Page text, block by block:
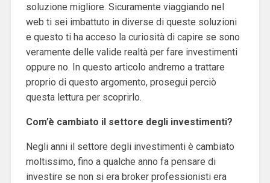
soluzione migliore. Sicuramente viaggiando nel
web ti sei imbattuto in diverse di queste soluzioni
e questo ti ha acceso la curiosità di capire se sono
veramente delle valide realtà per fare investimenti
oppure no. In questo articolo andremo a trattare
proprio di questo argomento, prosegui perciò
questa lettura per scoprirlo.
Com’è cambiato il settore degli investimenti?
Negli anni il settore degli investimenti è cambiato
moltissimo, fino a qualche anno fa pensare di
investire se non si era broker professionisti era